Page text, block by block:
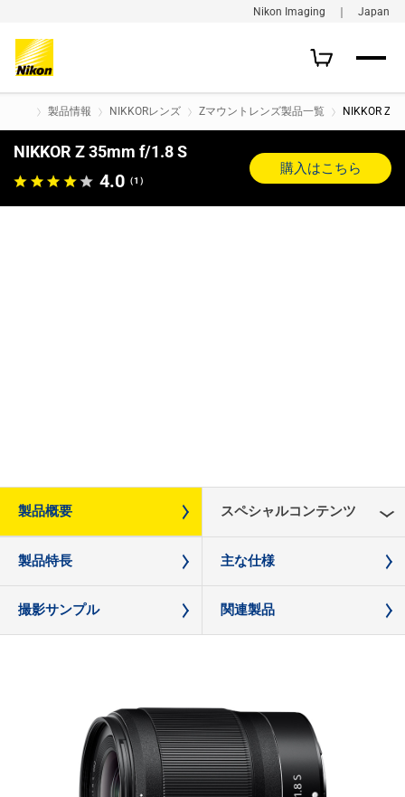
Nikon Imaging ｜ Japan
製品情報 NIKKORレンズ Zマウントレンズ製品一覧 NIKKOR Z
NIKKOR Z 35mm f/1.8 S
4.0 （1）
購入はこちら
製品概要 スペシャルコンテンツ
製品特長 主な仕様
撮影サンプル 関連製品